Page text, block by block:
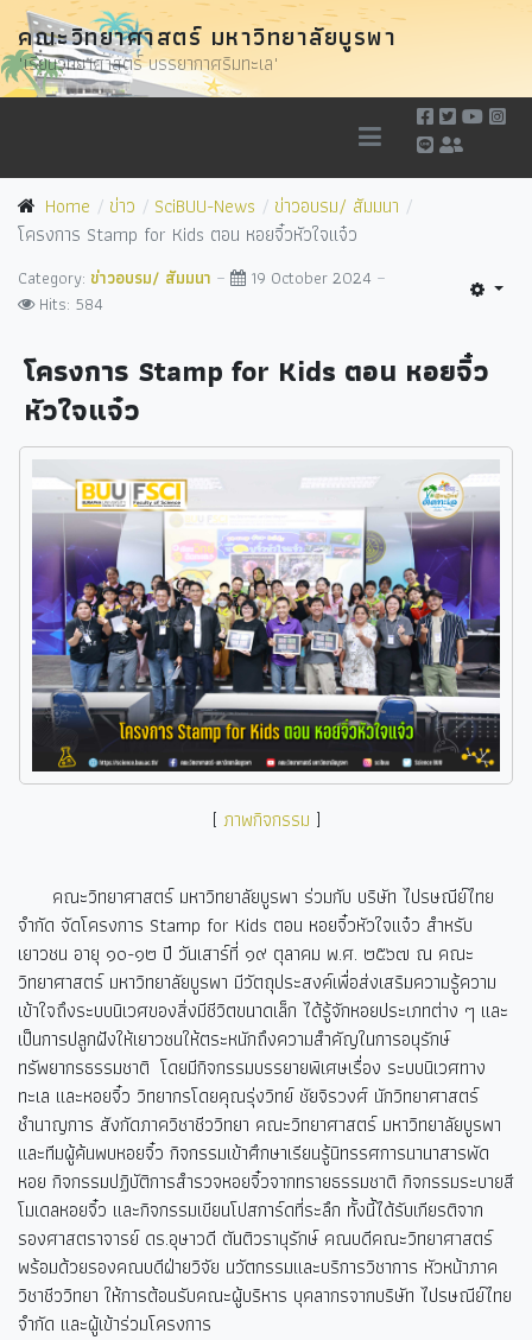
คณะวิทยาศาสตร์ มหาวิทยาลัยบูรพา
"เรียนวิทยาศาสตร์ บรรยากาศริมทะเล"
Home ข่าว SciBUU-News
ข่าวอบรม/ สัมมนา
โครงการ Stamp for Kids ตอน หอยจิ๋วหัวใจแจ๋ว
Category: ข่าวอบรม/ สัมมนา
19 October 2024
Hits: 584
โครงการ Stamp for Kids ตอน หอยจิ๋ว
หัวใจแจ๋ว
[ ภาพกิจกรรม ]
คณะวิทยาศาสตร์ มหาวิทยาลัยบูรพา ร่วมกับ บริษัท ไปรษณีย์ไทย
จำกัด จัดโครงการ Stamp for Kids ตอน หอยจิ๋วหัวใจแจ๋ว สำหรับ
เยาวชน อายุ ๑๐-๑๒ ปี วันเสาร์ที่ ๑๙ ตุลาคม พ.ศ. ๒๕๖๗ ณ คณะ
วิทยาศาสตร์ มหาวิทยาลัยบูรพา มีวัตถุประสงค์เพื่อส่งเสริมความรู้ความ
เข้าใจถึงระบบนิเวศของสิ่งมีชีวิตขนาดเล็ก ได้รู้จักหอยประเภทต่าง ๆ และ
เป็นการปลูกฝังให้เยาวชนให้ตระหนักถึงความสำคัญในการอนุรักษ์
ทรัพยากรธรรมชาติ โดยมีกิจกรรมบรรยายพิเศษเรื่อง ระบบนิเวศทาง
ทะเล และหอยจิ๋ว วิทยากรโดยคุณรุ่งวิทย์ ชัยจิรวงศ์ นักวิทยาศาสตร์
ชำนาญการ สังกัดภาควิชาชีววิทยา คณะวิทยาศาสตร์ มหาวิทยาลัยบูรพา
และทีมผู้ค้นพบหอยจิ๋ว กิจกรรมเข้าศึกษาเรียนรู้นิทรรศการนานาสารพัด
หอย กิจกรรมปฏิบัติการสำรวจหอยจิ๋วจากทรายธรรมชาติ กิจกรรมระบายสี
โมเดลหอยจิ๋ว และกิจกรรมเขียนโปสการ์ดที่ระลึก ทั้งนี้ได้รับเกียรติจาก
รองศาสตราจารย์ ดร.อุษาวดี ตันติวรานุรักษ์ คณบดีคณะวิทยาศาสตร์
พร้อมด้วยรองคณบดีฝ่ายวิจัย นวัตกรรมและบริการวิชาการ หัวหน้าภาค
วิชาชีววิทยา ให้การต้อนรับคณะผู้บริหาร บุคลากรจากบริษัท ไปรษณีย์ไทย
จำกัด และผู้เข้าร่วมโครงการ